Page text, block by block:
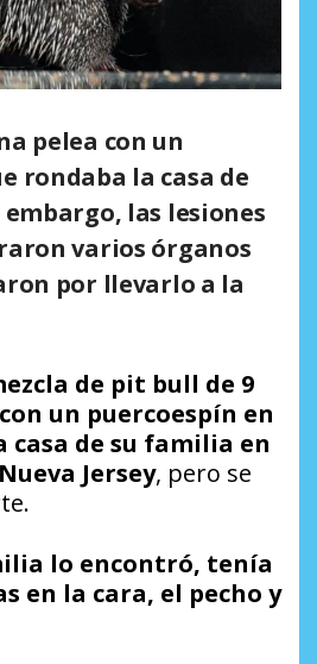
pelea con un
rondaba la casa de
embargo, las lesiones
varios órganos
por llevarlo a la
de pit bull de 9
un puercoespín en
casa de su familia en
Jersey, pero se
lo encontró, tenía
en la cara, el pecho y